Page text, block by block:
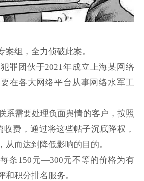
案组，全力侦破此案。
罪团伙于2021年成立上海某网络
在各大网络平台从事网络水军工
系需要处理负面舆情的客户，按照
费，通过将这些帖子沉底降权，
从而达到降低影响的目的。
条150元—300元不等的价格为有
和积分排名服务。